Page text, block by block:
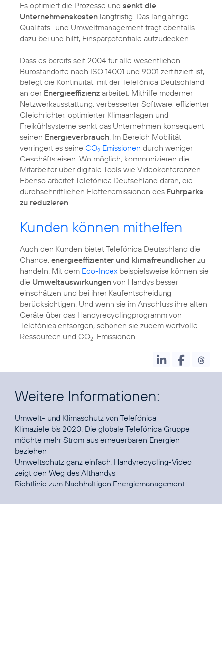
Es optimiert die Prozesse und senkt die
Unternehmenskosten langfristig. Das langjährige
Qualitäts- und Umweltmanagement trägt ebenfalls
dazu bei und hilft, Einsparpotentiale aufzudecken.
Dass es bereits seit 2004 für alle wesentlichen
Bürostandorte nach ISO 14001 und 9001 zertifiziert ist,
belegt die Kontinuität, mit der Telefónica Deutschland
an der Energieeffizienz arbeitet. Mithilfe moderner
Netzwerkausstattung, verbesserter Software, effizienter
Gleichrichter, optimierter Klimaanlagen und
Freikühlsysteme senkt das Unternehmen konsequent
seinen Energieverbrauch . Im Bereich Mobilität
verringert es seine CO2 Emissionen durch weniger
Geschäftsreisen. Wo möglich, kommunizieren die
Mitarbeiter über digitale Tools wie Videokonferenzen.
Ebenso arbeitet Telefónica Deutschland daran, die
durchschnittlichen Flottenemissionen des Fuhrparks
zu reduzieren
Kunden können mithelfen
Auch den Kunden bietet Telefónica Deutschland die
Chance, energieeffizienter und klimafreundlicher zu
handeln. Mit dem Eco-Index beispielsweise können sie
die Umweltauswirkungen von Handys besser
einschätzen und bei ihrer Kaufentscheidung
berücksichtigen. Und wenn sie im Anschluss ihre alten
Geräte über das Handyrecyclingprogramm von
Telefónica entsorgen, schonen sie zudem wertvolle
Ressourcen und CO2-Emissionen.
Weitere Informationen:
Umwelt- und Klimaschutz
Klimaziele bis 2020: Die globale Telefónica Gruppe
möchte mehr Strom aus erneuerbaren Energien
beziehen
Umweltschutz ganz einfach: Handyrecycling-Video
zeigt den Weg des Althandys
Richtlinie zum Nachhaltigen Energiemanagement